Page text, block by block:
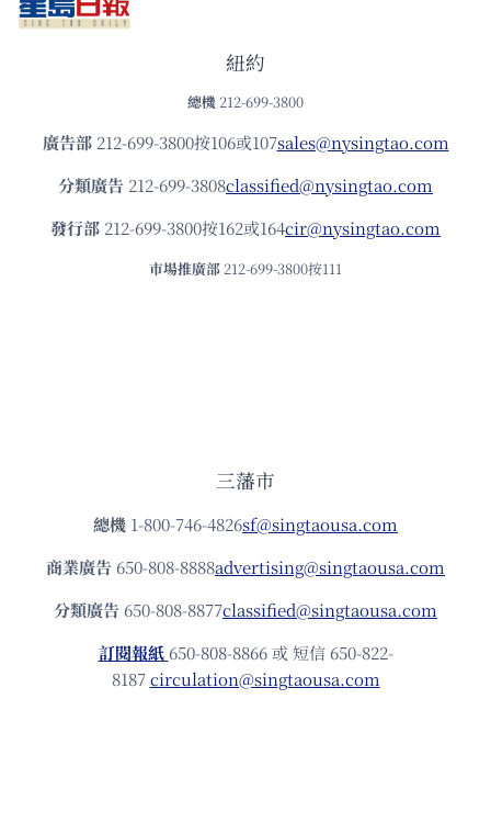
紐約
總機 212-699-3800
廣告部212-699-3800按106或107sales@nysingtao.com
分類廣告 212-699-3808classified@nysingtao.com
發⾏部 212-699-3800按162或164cir@nysingtao.com
市場推廣部 212-699-3800按111
三藩市
總機 1-800-746-4826sf@singtaousa.com
商業廣告 650-808-8888advertising@singtaousa.com
分類廣告 650-808-8877classified@singtaousa.com
訂閱報紙 650-808-8866 或 短信 650-822-
8187circulation@singtaousa.com